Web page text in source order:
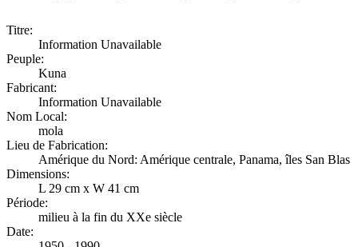
Titre:
Information Unavailable
Peuple:
Kuna
Fabricant:
Information Unavailable
Nom Local:
mola
Lieu de Fabrication:
Amérique du Nord: Amérique centrale, Panama, îles San Blas
Dimensions:
L 29 cm x W 41 cm
Période:
milieu à la fin du XXe siècle
Date: